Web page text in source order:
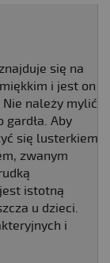
się na
i jest on
należy mylić
Aby
się lusterkiem
zwanym
istotną
u dzieci.
i